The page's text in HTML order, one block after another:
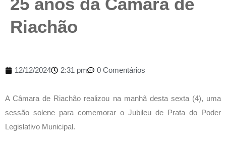
Riachão
12/12/2024 2:31 pm 0 Comentários
A Câmara de Riachão realizou na manhã desta sexta (4), uma
sessão solene para comemorar o Jubileu de Prata do Poder
Legislativo Municipal.